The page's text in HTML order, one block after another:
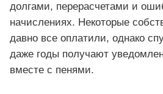
долгами, перерасчетами и
начислениях. Некоторые
давно все оплатили, однако
даже годы получают
вместе с пенями.